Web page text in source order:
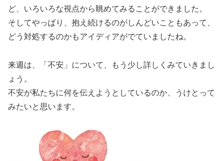
ど、いろいろな視点から眺めてみることができました。
そしてやっぱり、抱え続けるのがしんどいこともあって、
どう対処するのかもアイディアがでていましたね。
来週は、「不安」について、もう少し詳しくみていきまし
ょう。
不安が私たちに何を伝えようとしているのか、うけとって
みたいと思います。